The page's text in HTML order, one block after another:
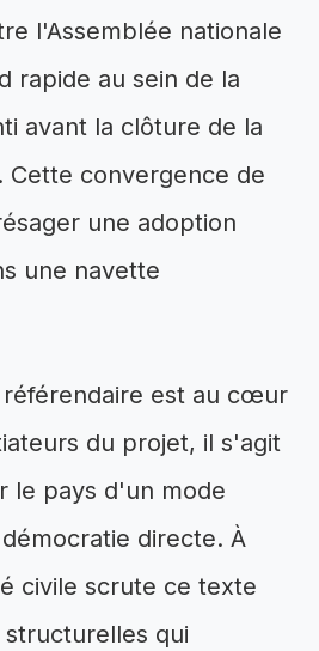
l'Assemblée nationale
rapide au sein de la
avant la clôture de la
Cette convergence de
une adoption
une navette
est au cœur
du projet, il s'agit
le pays d'un mode
directe. À
civile scrute ce texte
qui